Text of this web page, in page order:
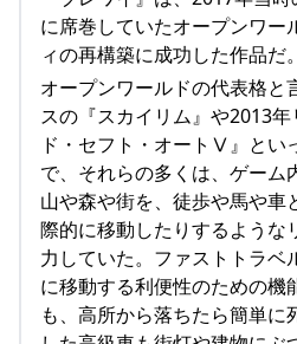
に席巻していたオープンワー
ィの再構築に成功した作品だ。
オープンワールドの代表格と
スの『スカイリム』や2013
ド・セフト・オートⅤ』とい
で、それらの多くは、ゲーム
山や森や街を、徒歩や馬や車
際的に移動したりするような
力していた。ファストトラベ
に移動する利便性のための機
も、高所から落ちたら簡単に